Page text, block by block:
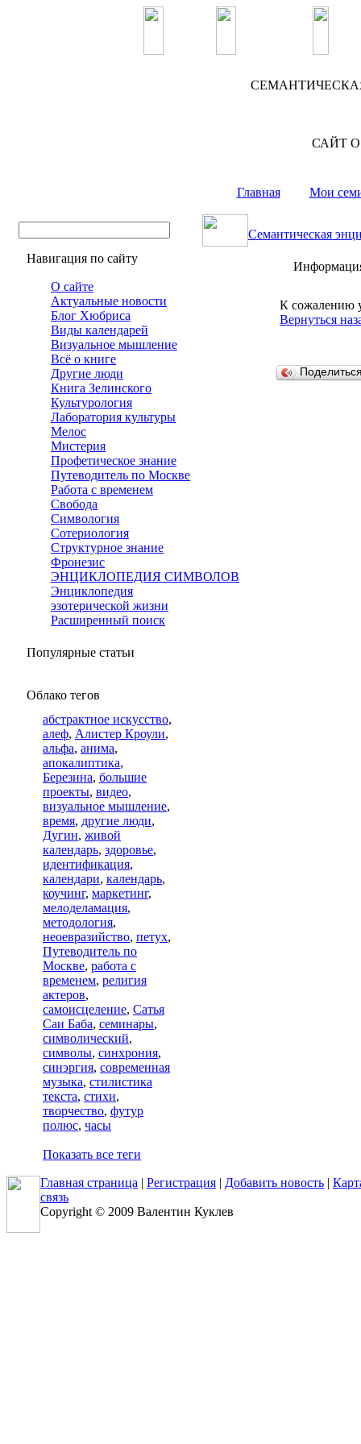
САЙТ
Главная Мои
Семантическая
Навигация по сайту
О сайте
Актуальные новости
Блог Хюбриса
Виды календарей
Визуальное мышление
Всё о книге
Другие люди
Книга Зелинского
Культурология
Лаборатория культуры
Мелос
Мистерия
Профетическое знание
Путеводитель по Москве
Работа с временем
Свобода
Симвология
Сотериология
Структурное знание
Фронезис
ЭНЦИКЛОПЕДИЯ СИМВОЛОВ
Энциклопедия
эзотерической жизни
Расширенный поиск
Популярные статьи
Облако тегов
абстрактное искусство,
алеф, Алистер Кроули,
альфа, анима,
апокалиптика,
Березина, большие
проекты, видео,
визуальное мышление,
время, другие люди,
Дугин, живой
календарь, здоровье,
идентификация,
календари, календарь,
коучинг, маркетинг,
мелоделамация,
методология,
неоевразийство, петух,
Путеводитель по
Москве, работа с
временем, религия
актеров,
самоисцеление, Сатья
Саи Баба, семинары,
символический,
символы, синхрония,
синэргия, современная
музыка, стилистика
текста, стихи,
творчество, футур
полюс, часы
Показать все теги
К сожалению
Вернуться
Главная страница | Регистрация | Добавить новость |
связь
Copyright © 2009 Валентин Куклев